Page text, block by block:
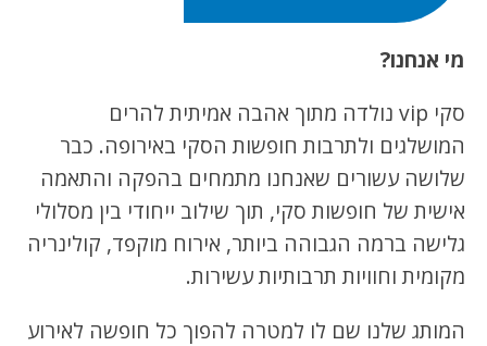
מי אנחנו?
סקי vip נולדה מתוך אהבה אמיתית להרים
המושלגים ולתרבות חופשות הסקי באירופה. כבר
שלושה עשורים שאנחנו מתמחים בהפקה והתאמה
אישית של חופשות סקי, תוך שילוב ייחודי בין מסלולי
גלישה ברמה הגבוהה ביותר, אירוח מוקפד, קולינריה
מקומית וחוויות תרבותיות עשירות.
המותג שלנו שם לו למטרה להפוך כל חופשה לאירוע